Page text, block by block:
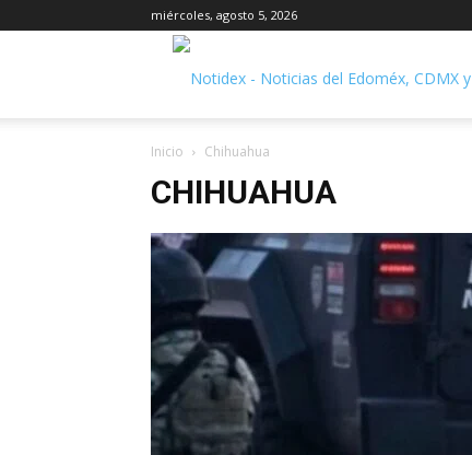
miércoles, agosto 5, 2026
Inicio Chihuahua
CHIHUAHUA